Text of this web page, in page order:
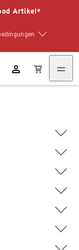
Artikel*